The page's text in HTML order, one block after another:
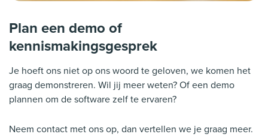
Plan een demo of
kennismakingsgesprek
Je hoeft ons niet op ons woord te geloven, we komen het
graag demonstreren. Wil jij meer weten? Of een demo
plannen om de software zelf te ervaren?
Neem contact met ons op, dan vertellen we je graag meer.